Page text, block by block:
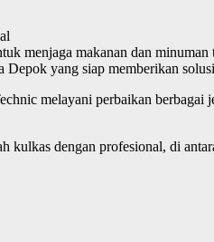
menjaga makanan dan
yang siap memberikan
melayani perbaikan
kulkas dengan profesional, di